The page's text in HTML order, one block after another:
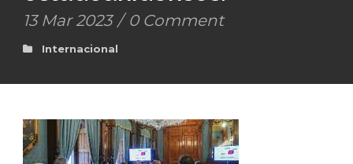
13 Mar 2023 / 0 Comment
Internacional